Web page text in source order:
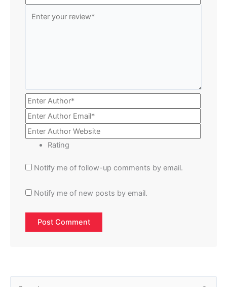
Rating
Notify me of follow-up comments by email.
Notify me of new posts by email.